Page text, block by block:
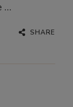
…
SHARE